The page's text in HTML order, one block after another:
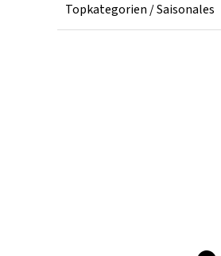
Topkategorien / Saisonales